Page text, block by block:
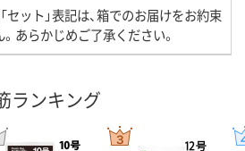
セット」表記は、箱でのお届けをお約束
あらかじめご了承ください。
ランキング